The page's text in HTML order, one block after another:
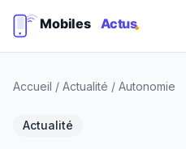
Accueil / Actualité / Autonomie
Actualité